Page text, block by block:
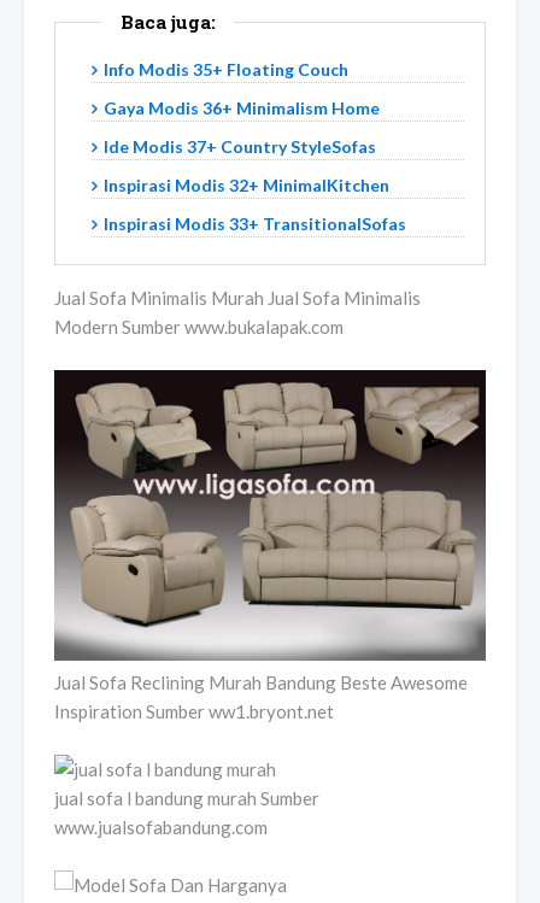
Baca juga:
Info Modis 35+ Floating Couch
Gaya Modis 36+ Minimalism Home
Ide Modis 37+ Country StyleSofas
Inspirasi Modis 32+ MinimalKitchen
Inspirasi Modis 33+ TransitionalSofas
Jual Sofa Minimalis Murah Jual Sofa Minimalis
Modern Sumber www.bukalapak.com
Jual Sofa Reclining Murah Bandung Beste Awesome
Inspiration Sumber ww1.bryont.net
jual sofa l bandung murah Sumber
www.jualsofabandung.com